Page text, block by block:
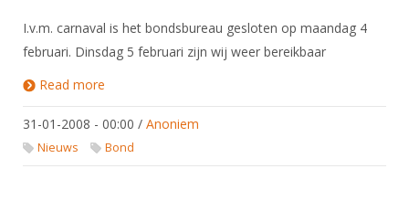
Geschiedenis van het schermen
I.v.m. carnaval is het bondsbureau gesloten op maandag 4
februari. Dinsdag 5 februari zijn wij weer bereikbaar
Read more
31-01-2008 - 00:00 / Anoniem
Nieuws Bond